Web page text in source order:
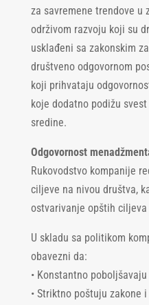
za savremene trendove
održivom razvoju koji su
usklađeni sa zakonskim
društveno odgovornom
koji prihvataju
koje dodatno podižu
sredine.
Odgovornost
Rukovodstvo kompanije
ciljeve na nivou društva,
ostvarivanje opštih
U skladu sa politikom
obavezni da:
• Konstantno
• Striktno poštuju zakone